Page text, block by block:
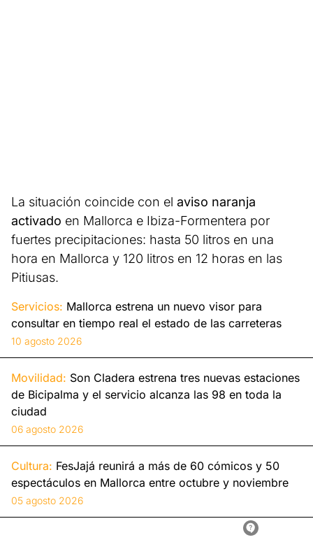
La situación coincide con el aviso naranja
activado en Mallorca e Ibiza-Formentera por
fuertes precipitaciones: hasta 50 litros en una
hora en Mallorca y 120 litros en 12 horas en las
Pitiusas.
Servicios: Mallorca estrena un nuevo visor para
consultar en tiempo real el estado de las carreteras
10 agosto 2026
Movilidad: Son Cladera estrena tres nuevas estaciones
de Bicipalma y el servicio alcanza las 98 en toda la
ciudad
06 agosto 2026
Cultura: FesJajá reunirá a más de 60 cómicos y 50
espectáculos en Mallorca entre octubre y noviembre
05 agosto 2026